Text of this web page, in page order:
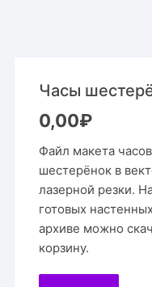
Часы
0,00₽
Файл макета
шестерёнок в
лазерной резки.
готовых
архиве можно
корзину.